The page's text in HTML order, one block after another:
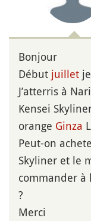
Bonjour
Début juillet
J’atterris à
Kensei
orange Ginza
Peut-on
Skyliner et le
commander à
?
Merci